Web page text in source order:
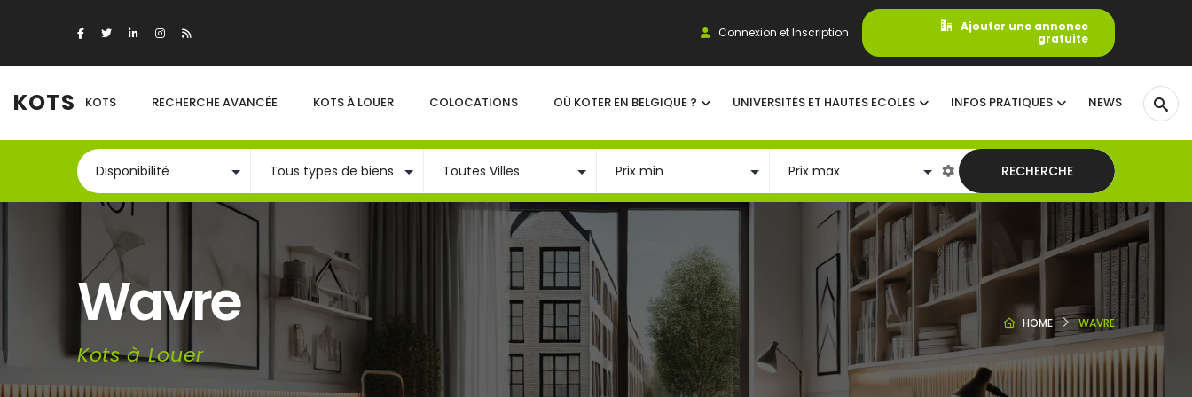
Connexion et Inscription
Ajouter une annonce
gratuite
KOTS KOTS RECHERCHE AVANCÉE KOTS À LOUER COLOCATIONS OÙ KOTER EN BELGIQUE ? UNIVERSITÉS ET HAUTES ECOLES INFOS PRATIQUES NEWS
RECHERCHE
Wavre
Kots à Louer
HOME WAVRE